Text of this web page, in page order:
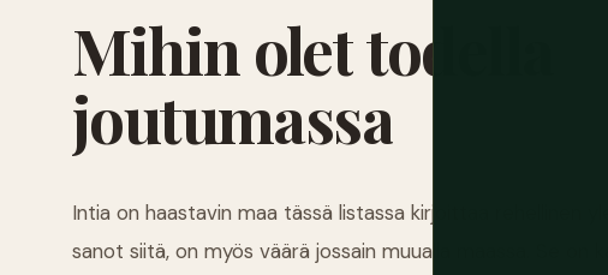
Mihinolettodella
joutumassa
Intia on haastavin maa tässä listassa kirjoittaa rehellinen
sanot siitä, on myös väärä jossain muualla maassa. Se on